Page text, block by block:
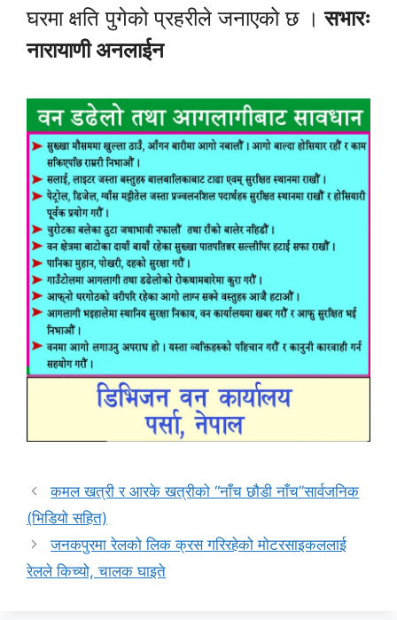
घरमा क्षति पुगेको प्रहरीले जनाएको छ । सभारः
नारायाणी अनलाईन
कमल खत्री र आरके खत्रीको “नाँच छौडी नाँच”सार्वजनिक
(भिडियो सहित)
जनकपुरमा रेलको लिक क्रस गरिरहेको मोटरसाइकललाई
रेलले किच्यो, चालक घाइते